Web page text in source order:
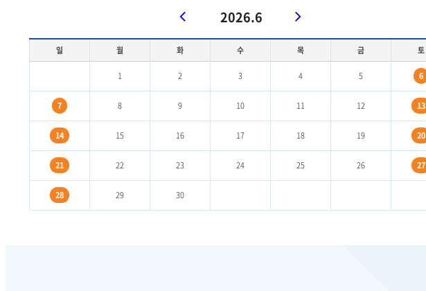
2026.6
일 월 화 수 목 금 토
1 2 3 4 5 6
7 8 9 10 11 12 13
14 15 16 17 18 19 20
21 22 23 24 25 26 27
28 29 30